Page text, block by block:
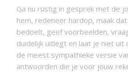
Ga nu rustig in gesprek met de
hem, redeneer hardop, maak
bedoelt, geef voorbeelden,
duidelijk uitlegt en laat je niet uit
de meest sympathieke versie
antwoorden die je voor jouw